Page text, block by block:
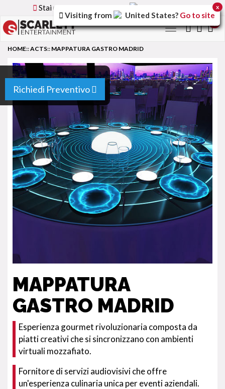
Stai utilizzando la versione
Toggle
Richiedi Preventivo
HOME::ACTS:: MAPPATURA GASTRO MADRID
MAPPATURA
GASTRO MADRID
Esperienza gourmet rivoluzionaria composta da
piatti creativi che si sincronizzano con ambienti
virtuali mozzafiato.
Fornitore di servizi audiovisivi che offre
un'esperienza culinaria unica per eventi aziendali.
Visiting from United States? Go to site
x